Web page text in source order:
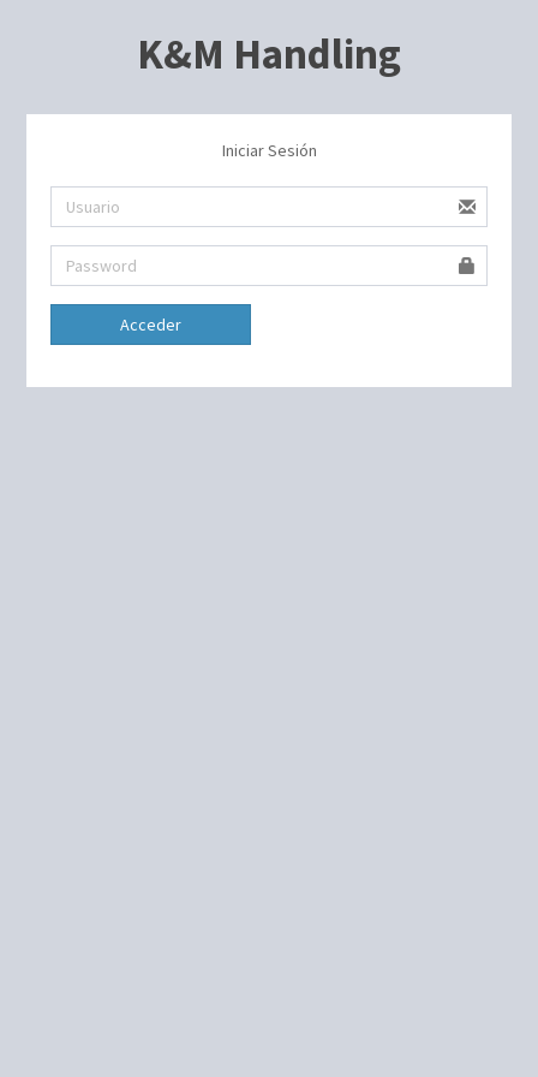
K&M Handling
Iniciar Sesión
Acceder